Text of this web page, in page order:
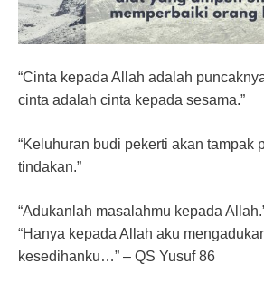
“Cinta kepada Allah adalah
cinta adalah cinta kepada sesama.”
“Keluhuran budi pekerti akan tampak
tindakan.”
“Adukanlah masalahmu kepada
“Hanya kepada Allah aku
kesedihanku…” – QS Yusuf 86